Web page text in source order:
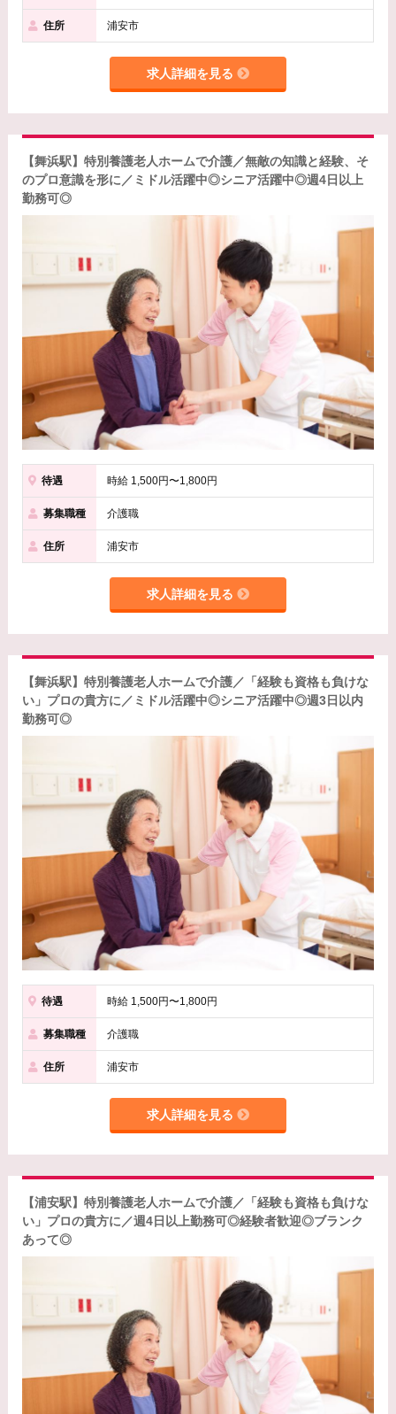
住所 浦安市
求人詳細を見る
【舞浜駅】特別養護老人ホームで介護／無敵の知識と経験、そ
のプロ意識を形に／ミドル活躍中◎シニア活躍中◎週4日以上
勤務可◎
待遇 時給 1,500円〜1,800円
募集職種 介護職
住所 浦安市
求人詳細を見る
【舞浜駅】特別養護老人ホームで介護／「経験も資格も負けな
い」プロの貴方に／ミドル活躍中◎シニア活躍中◎週3日以内
勤務可◎
待遇 時給 1,500円〜1,800円
募集職種 介護職
住所 浦安市
求人詳細を見る
【浦安駅】特別養護老人ホームで介護／「経験も資格も負けな
い」プロの貴方に／週4日以上勤務可◎経験者歓迎◎ブランク
あって◎